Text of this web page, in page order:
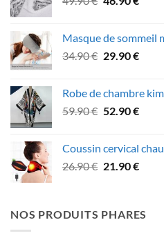
était :
49.90 €.
est :
46.90
Masque de sommeil
34.90€ Le
était :
34.90 €.
29.90€Le
est :
29.90
Robe de chambre
59.90€ Le
était :
59.90 €.
52.90€Le
est :
52.90
Coussin cervical
26.90€ Le
était :
26.90 €.
21.90€Le
est :
21.90
NOS PRODUITS PHARES